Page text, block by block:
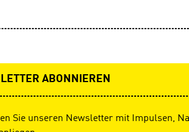
ABONNIEREN
Sie unseren Newsletter mit Impulsen,